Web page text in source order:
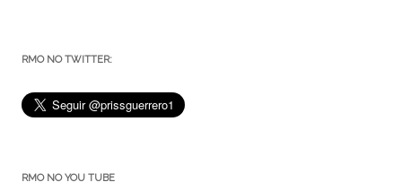
RMO NO TWITTER:
RMO NO YOU TUBE